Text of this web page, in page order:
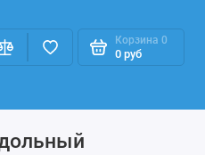
Корзина 0
0 руб